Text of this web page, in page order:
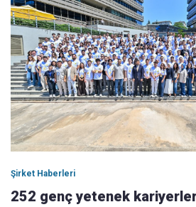
Şirket Haberleri
252 genç yetenek